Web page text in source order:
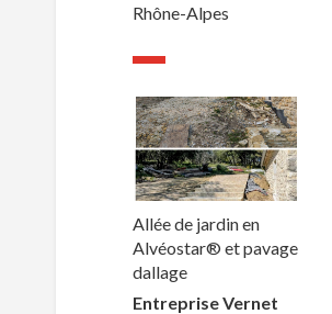
Rhône-Alpes
Allée de jardin en
Alvéostar® et pavage
dallage
Entreprise Vernet